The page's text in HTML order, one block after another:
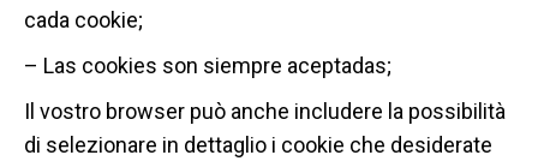
cada cookie;
– Las cookies son siempre aceptadas;
Il vostro browser può anche includere la possibilità
di selezionare in dettaglio i cookie che desiderate